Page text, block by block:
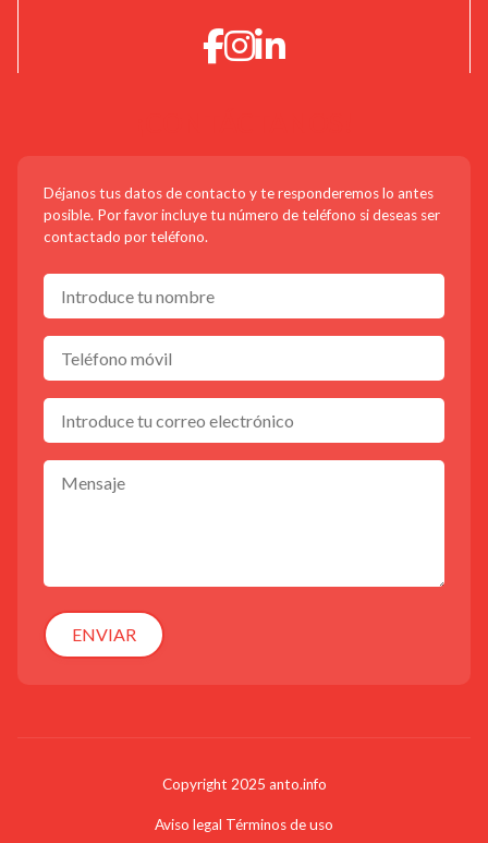
Déjanos tus datos de contacto y te responderemos lo antes
posible. Por favor incluye tu número de teléfono si deseas ser
contactado por teléfono.
ENVIAR
Copyright 2025 anto.info
Aviso legal Términos de uso